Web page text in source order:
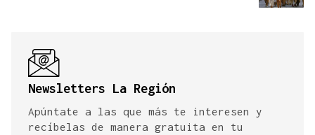
Newsletters La Región
Apúntate a las que más te interesen y
recíbelas de manera gratuita en tu